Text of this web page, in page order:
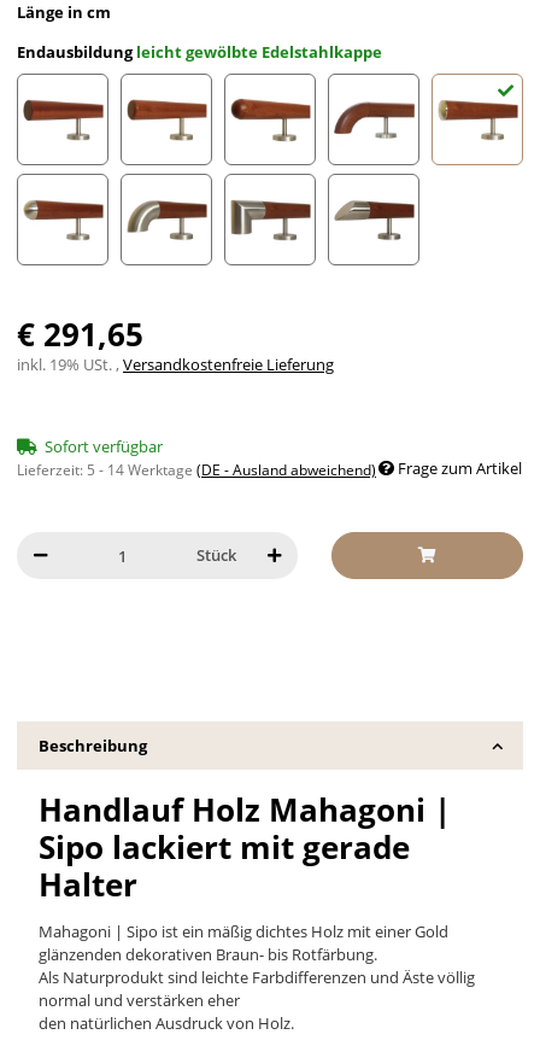
Länge in cm
Endausbildungleicht gewölbte Edelstahlkappe
gefast Radius gefrästHalbkugel gefrästHolzkrümmling
€ 291,65
inkl. 19% USt. ,Versandkostenfreie Lieferung
Sofort verfügbar
Lieferzeit: 5 - 14 Werktage (DE - Ausland abweichend) Frage zum Artikel
Stück
Beschreibung
Handlauf Holz Mahagoni |
Sipo lackiert mit gerade
Halter
Mahagoni | Sipo ist ein mäßig dichtes Holz mit einer Gold
glänzenden dekorativen Braun- bis Rotfärbung.
Als Naturprodukt sind leichte Farbdifferenzen und Äste völlig
normal und verstärken eher
den natürlichen Ausdruck von Holz.